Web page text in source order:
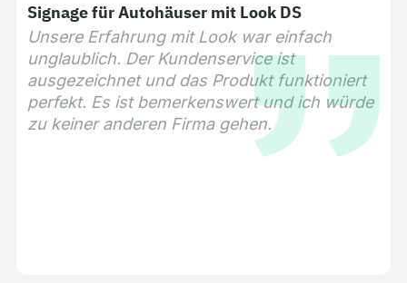
Signage für Autohäuser mit Look DS
Unsere Erfahrung mit Look war einfach
unglaublich. Der Kundenservice ist
ausgezeichnet und das Produkt funktioniert
perfekt. Es ist bemerkenswert und ich würde
zu keiner anderen Firma gehen.